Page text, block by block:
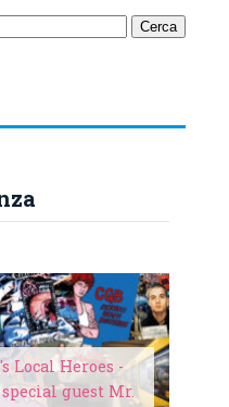
Local Heroes -
guest Mr.